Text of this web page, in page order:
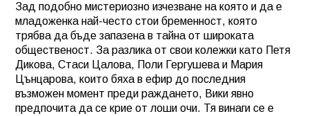
Зад подобно мистериозно изчезване на която и да е
младоженка най-често стои бременност, която
трябва да бъде запазена в тайна от широката
общественост. За разлика от свои колежки като Петя
Дикова, Стаси Цалова, Поли Гергушева и Мария
Цънцарова, които бяха в ефир до последния
възможен момент преди раждането, Вики явно
предпочита да се крие от лоши очи. Тя винаги се е